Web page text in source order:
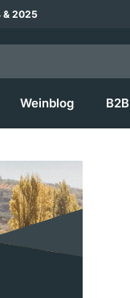
& 2025
Weinblog B2B